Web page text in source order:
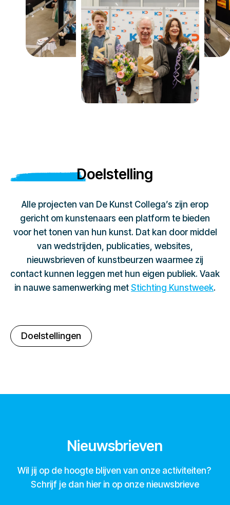
Doelstelling
Alle projecten van De Kunst Collega’s zijn erop
gericht om kunstenaars een platform te bieden
voor het tonen van hun kunst. Dat kan door middel
van wedstrijden, publicaties, websites,
nieuwsbrieven of kunstbeurzen waarmee zij
contact kunnen leggen met hun eigen publiek. Vaak
in nauwe samenwerking met Stichting Kunstweek.
Doelstellingen
Nieuwsbrieven
Wil jij op de hoogte blijven van onze activiteiten?
Schrijf je dan hier in op onze nieuwsbrieve